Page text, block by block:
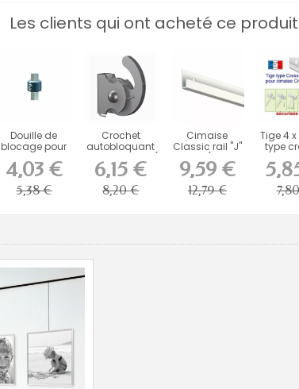
Les clients qui ont acheté ce
Douille de
blocage pour
(...
4,03 €
5,38 €
Crochet
autobloquant
pour tige 4 x 4 (
100...
6,15 €
8,20 €
Cimaise
Classic rail "J"
20 kg ( taille
au...
9,59 €
12,79 €
Tige 4
type